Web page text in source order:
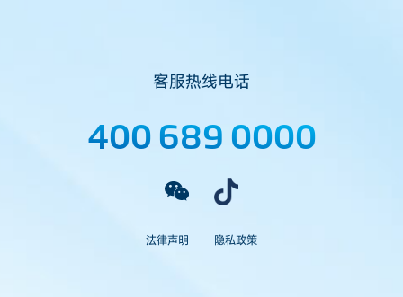
客服热线电话
400 689 0000
法律声明 隐私政策